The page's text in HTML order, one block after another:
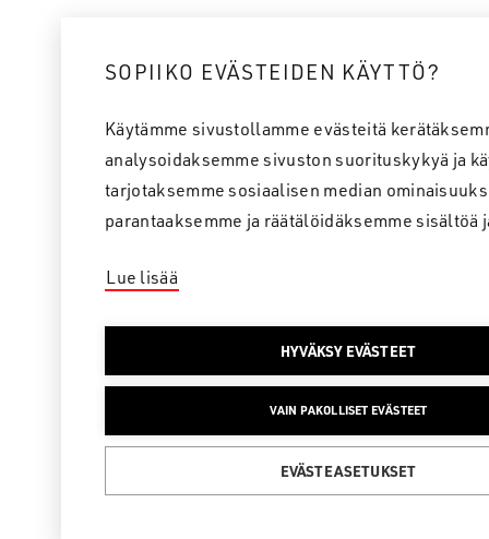
SOPIIKO EVÄSTEIDEN KÄYTTÖ?
Käytämme sivustollamme evästeitä
analysoidaksemme sivuston suorituskykyä ja
tarjotaksemme sosiaalisen median
parantaaksemme ja räätälöidäksemme sisältöä
Lue lisää
HYVÄKSY EVÄSTEET
VAIN PAKOLLISET EVÄSTEET
EVÄSTEASETUKSET